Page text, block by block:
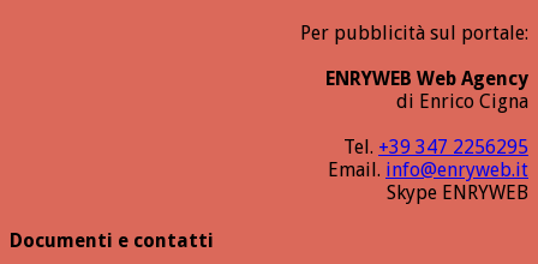
Per pubblicità sul portale:
ENRYWEB Web Agency
di Enrico Cigna
Tel. +39 347 2256295
Email. info@enryweb.it
Skype ENRYWEB
Documenti e contatti